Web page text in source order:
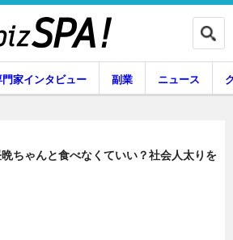
門家インタビュー 副業 ニュース
ちゃんと食べなくていい？社会人太りを